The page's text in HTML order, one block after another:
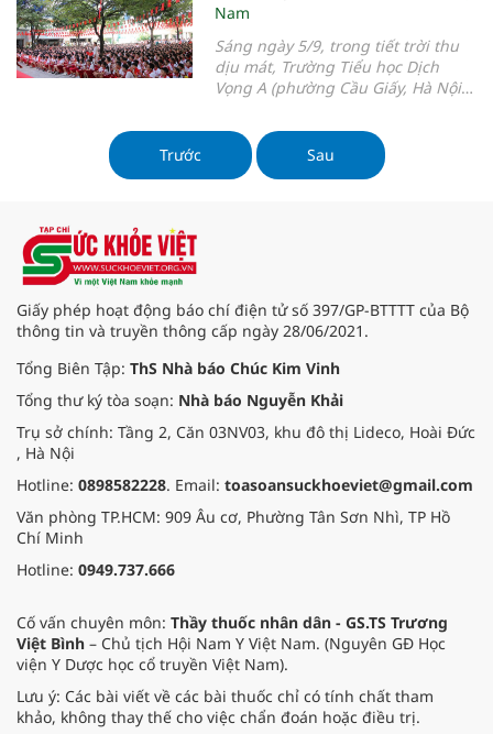
Nam
Sáng ngày 5/9, trong tiết trời thu
dịu mát, Trường Tiểu học Dịch
Vọng A (phường Cầu Giấy, Hà Nội)
giảng năm học 2025 – 2026.
chung không khí tưng bừng của
ngày hội “Toàn dân đưa trẻ đến
Trước Sau
Giấy phép hoạt động báo chí điện tử số 397/GP-BTTTT của Bộ
thông tin và truyền thông cấp ngày 28/06/2021.
Tổng Biên Tập: ThS Nhà báo Chúc Kim Vinh
Tổng thư ký tòa soạn: Nhà báo Nguyễn Khải
Trụ sở chính: Tầng 2, Căn 03NV03, khu đô thị Lideco, Hoài Đức
, Hà Nội
Hotline: 0898582228. Email: toasoansuckhoeviet@gmail.com
Văn phòng TP.HCM: 909 Âu cơ, Phường Tân Sơn Nhì, TP Hồ
Chí Minh
Hotline: 0949.737.666
Cố vấn chuyên môn: Thầy thuốc nhân dân - GS.TS Trương
Việt Bình – Chủ tịch Hội Nam Y Việt Nam. (Nguyên GĐ Học
viện Y Dược học cổ truyền Việt Nam).
Lưu ý: Các bài viết về các bài thuốc chỉ có tính chất tham
khảo, không thay thế cho việc chẩn đoán hoặc điều trị.